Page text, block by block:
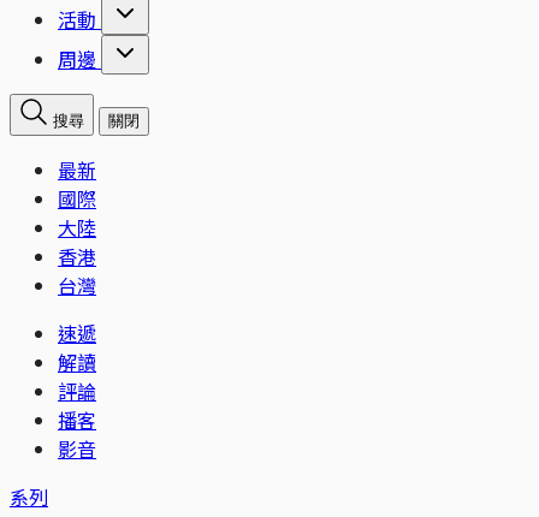
活動
周邊
搜尋 關閉
最新
國際
大陸
香港
台灣
速遞
解讀
評論
播客
影音
系列